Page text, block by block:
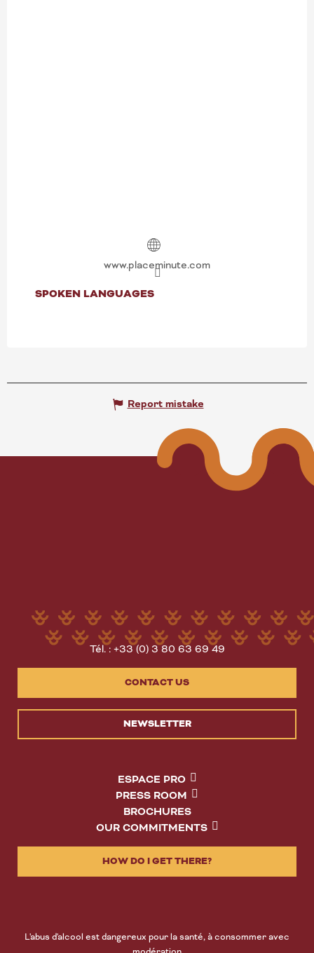
www.placeminute.com
SPOKEN LANGUAGES
SPOKEN LANGUAGES
Report mistake
Tél. : +33 (0) 3 80 63 69 49
CONTACT US
NEWSLETTER
ESPACE PRO
PRESS ROOM
BROCHURES
OUR COMMITMENTS
HOW DO I GET THERE?
L'abus d'alcool est dangereux pour la santé, à consommer avec